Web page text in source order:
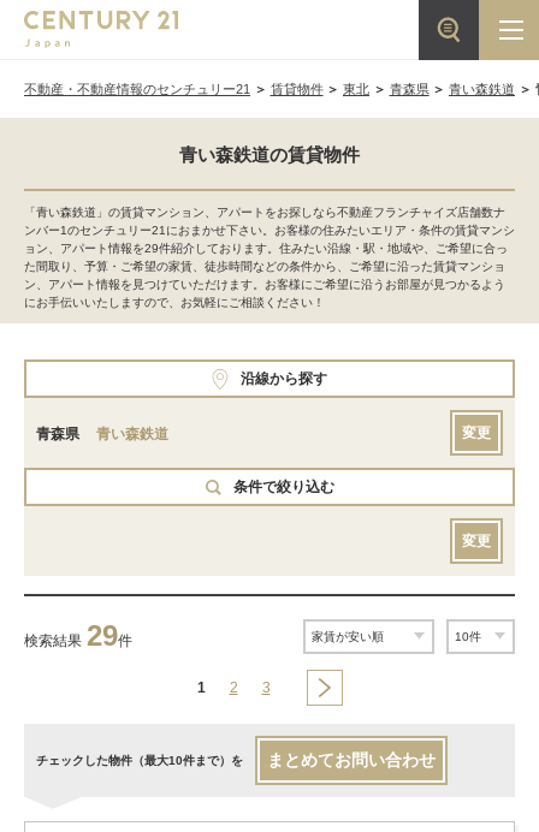
不動産・不動産情報のセンチュリー21 賃貸物件 東北 青森県 青い森鉄道
青い森鉄道の賃貸物件
「青い森鉄道」の賃貸マンション、アパートをお探しなら不動産フランチャイズ店舗数ナ
ンバー1のセンチュリー21におまかせ下さい。お客様の住みたいエリア・条件の賃貸マンシ
ョン、アパート情報を29件紹介しております。住みたい沿線・駅・地域や、ご希望に合っ
た間取り、予算・ご希望の家賃、徒歩時間などの条件から、ご希望に沿った賃貸マンショ
ン、アパート情報を見つけていただけます。お客様にご希望に沿うお部屋が見つかるよう
にお手伝いいたしますので、お気軽にご相談ください！
沿線から探す
青森県 青い森鉄道 変更
条件で絞り込む
変更
検索結果 29件
1 2 3
チェックした物件（最大10件まで）を まとめてお問い合わせ